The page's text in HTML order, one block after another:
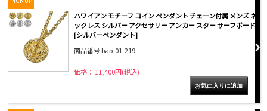
ハワイアン モチーフ コイン ペンダント チェーン付属 メンズ ネ
ックレス シルバー アクセサリー アンカー スター サーフボード
[シルバーペンダント]
商品番号 bap-01-219
価格： 11,400円(税込)